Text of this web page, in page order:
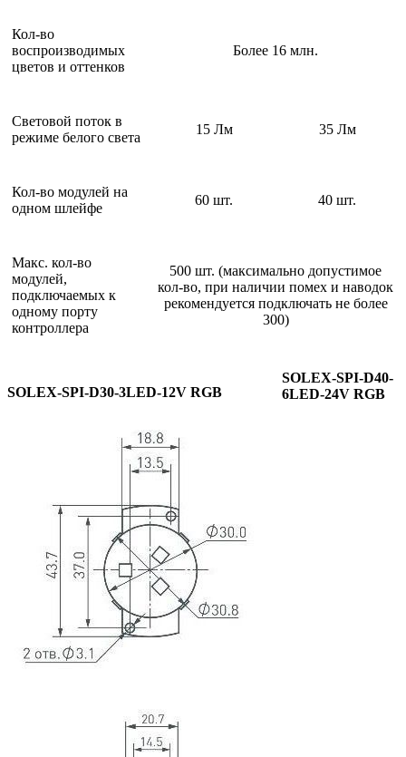
Кол-во
воспроизводимых
цветов и оттенков
Более 16 млн.
Световой поток в
режиме белого света
15 Лм 35 Лм
Кол-во модулей на
одном шлейфе
60 шт. 40 шт.
Макс. кол-во
модулей,
подключаемых к
одному порту
контроллера
500 шт. (максимально допустимое
кол-во, при наличии помех и наводок
рекомендуется подключать не более
300)
SOLEX-SPI-D30-3LED-12V RGB
SOLEX-SPI-D40-
6LED-24V RGB